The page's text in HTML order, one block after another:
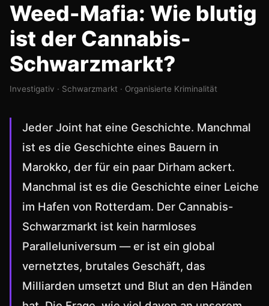
Weed-Mafia: Wie blutig
ist der Cannabis-
Schwarzmarkt?
Investigativ · Schwarzmarkt · Organisierte Kriminalität
Jeder Joint hat eine Geschichte. Manchmal
ist es die Geschichte eines Bauern in
Marokko, der für ein paar Dirham ackert.
Manchmal ist es die Geschichte einer Leiche
im Hafen von Rotterdam. Der Cannabis-
Schwarzmarkt ist kein harmloses
Paralleluniversum — er ist ein global
vernetztes, brutales Geschäft, das
Milliarden umsetzt und Blut an den Händen